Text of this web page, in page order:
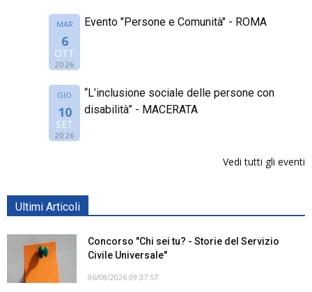
MAR
6
OTT
2026
Evento "Persone e Comunità" - ROMA
GIO
10
SET
2026
“L’inclusione sociale delle persone con
disabilità” - MACERATA
Vedi tutti gli eventi
Ultimi Articoli
Concorso "Chi sei tu? - Storie del Servizio
Civile Universale"
06/08/2026 09:37:57